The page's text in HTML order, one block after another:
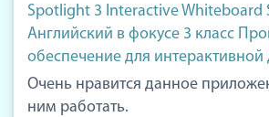
Spotlight 3 Interactive Whiteboard
Английский в фокусе 3 класс
обеспечение для интерактивной
Очень нравится данное
ним работать.